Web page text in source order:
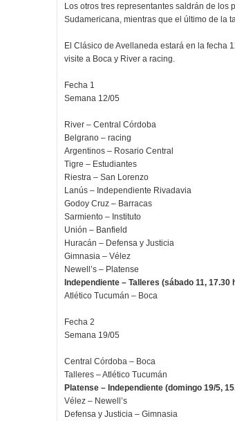
Los otros tres representantes saldrán de los
Sudamericana, mientras que el último de la
El Clásico de Avellaneda estará en la fecha
visite a Boca y River a racing.
Fecha 1
Semana 12/05
River – Central Córdoba
Belgrano – racing
Argentinos – Rosario Central
Tigre – Estudiantes
Riestra – San Lorenzo
Lanús – Independiente Rivadavia
Godoy Cruz – Barracas
Sarmiento – Instituto
Unión – Banfield
Huracán – Defensa y Justicia
Gimnasia – Vélez
Newell’s – Platense
Independiente – Talleres (sábado 11, 17.30
Atlético Tucumán – Boca
Fecha 2
Semana 19/05
Central Córdoba – Boca
Talleres – Atlético Tucumán
Platense – Independiente (domingo 19/5,
Vélez – Newell’s
Defensa y Justicia – Gimnasia